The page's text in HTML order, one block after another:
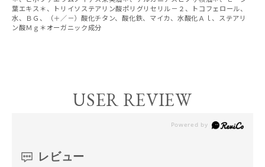
葉エキス＊、トリイソステアリン酸ポリグリセリル－２、トコフェロール、
水、ＢＧ、（＋／－）酸化チタン、酸化鉄、マイカ、水酸化Ａｌ、ステアリ
ン酸Ｍｇ＊オーガニック成分
USER REVIEW
レビュー